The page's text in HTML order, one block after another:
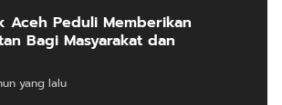
Aceh Peduli Memberikan
Bagi Masyarakat dan
yang lalu